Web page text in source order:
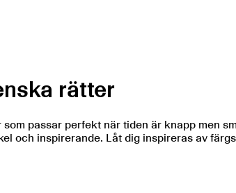
rätter
passar perfekt när tiden är knapp men
och inspirerande. Låt dig inspireras av